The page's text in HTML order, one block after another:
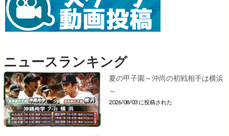
ニュースランキング
夏の甲子園～沖尚の初戦相手は横浜
～
2026/08/03 に投稿された